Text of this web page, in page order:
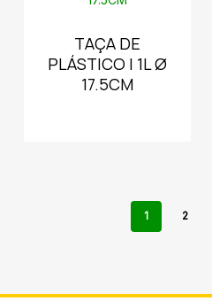
TAÇA DE
PLÁSTICO | 1L Ø
17.5CM
1 2